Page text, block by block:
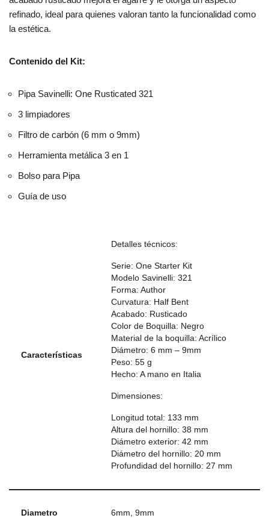
refinado, ideal para quienes valoran tanto la funcionalidad como
la estética.
Contenido del Kit:
Pipa Savinelli: One Rusticated 321
3 limpiadores
Filtro de carbón (6 mm o 9mm)
Herramienta metálica 3 en 1
Bolso para Pipa
Guía de uso
Características
Detalles técnicos:
Serie: One Starter Kit
Modelo Savinelli: 321
Forma: Author
Curvatura: Half Bent
Acabado: Rusticado
Color de Boquilla: Negro
Material de la boquilla: Acrílico
Diámetro: 6 mm – 9mm
Peso: 55 g
Hecho: A mano en Italia
Dimensiones:
Longitud total: 133 mm
Altura del hornillo: 38 mm
Diámetro exterior: 42 mm
Diámetro del hornillo: 20 mm
Profundidad del hornillo: 27 mm
Diametro 6mm, 9mm